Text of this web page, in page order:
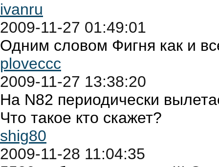
ivanru
2009-11-27 01:49:01
Одним словом Фигня как и
ploveccc
2009-11-27 13:38:20
На N82 периодически
Что такое кто скажет?
shig80
2009-11-28 11:04:35